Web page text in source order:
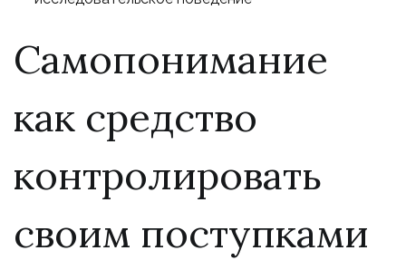
Самопонимание
как средство
контролировать
своим поступками